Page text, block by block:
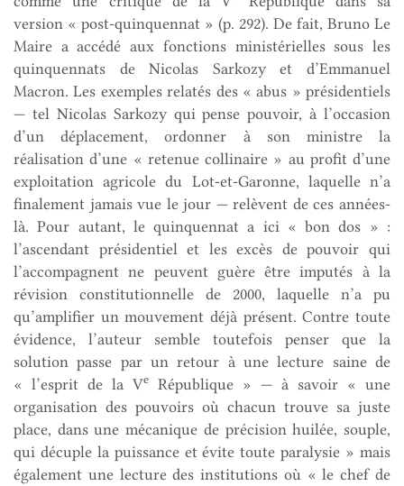
version « post-quinquennat » (p. 292). De fait, Bruno Le
Maire a accédé aux fonctions ministérielles sous les
quinquennats de Nicolas Sarkozy et d’Emmanuel
Macron. Les exemples relatés des « abus » présidentiels
— tel Nicolas Sarkozy qui pense pouvoir, à l’occasion
d’un déplacement, ordonner à son ministre la
réalisation d’une « retenue collinaire » au profit d’une
exploitation agricole du Lot-et-Garonne, laquelle n’a
finalement jamais vue le jour — relèvent de ces années-
là. Pour autant, le quinquennat a ici « bon dos » :
l’ascendant présidentiel et les excès de pouvoir qui
l’accompagnent ne peuvent guère être imputés à la
révision constitutionnelle de 2000, laquelle n’a pu
qu’amplifier un mouvement déjà présent. Contre toute
évidence, l’auteur semble toutefois penser que la
solution passe par un retour à une lecture saine de
« l’esprit de la Ve
République » — à savoir « une
organisation des pouvoirs où chacun trouve sa juste
place, dans une mécanique de précision huilée, souple,
qui décuple la puissance et évite toute paralysie » mais
également une lecture des institutions où « le chef de